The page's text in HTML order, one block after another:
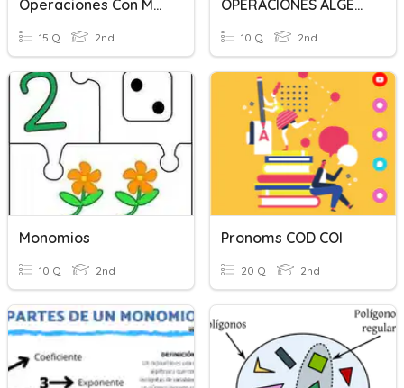
Operaciones Con Monomios Y Polinomios
15 Q 2nd
OPERACIONES ALGEBRAICAS CON MONOMIOS: 2A
10 Q 2nd
Monomios
10 Q 2nd
Pronoms COD COI
20 Q 2nd